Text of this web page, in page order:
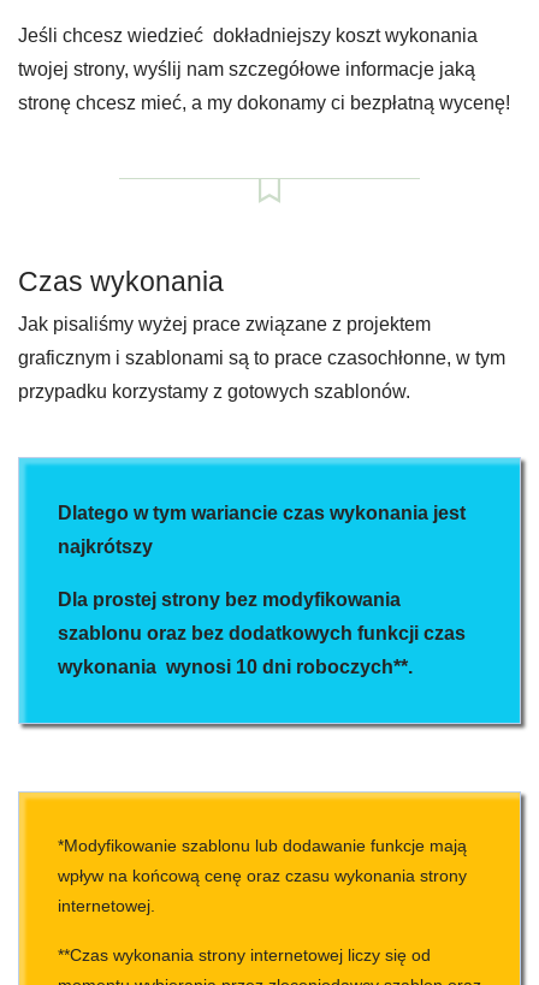
Jeśli chcesz wiedzieć dokładniejszy koszt wykonania
twojej strony, wyślij nam szczegółowe informacje jaką
stronę chcesz mieć, a my dokonamy ci bezpłatną wycenę!
Czas wykonania
Jak pisaliśmy wyżej prace związane z projektem
graficznym i szablonami są to prace czasochłonne, w tym
przypadku korzystamy z gotowych szablonów.
Dlatego w tym wariancie czas wykonania jest
najkrótszy
Dla prostej strony bez modyfikowania
szablonu oraz bez dodatkowych funkcji czas
wykonania wynosi 10 dni roboczych**.
*Modyfikowanie szablonu lub dodawanie funkcje mają
wpływ na końcową cenę oraz czasu wykonania strony
internetowej.
**Czas wykonania strony internetowej liczy się od